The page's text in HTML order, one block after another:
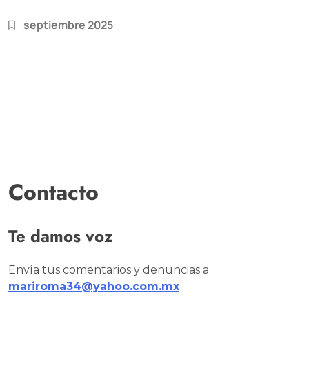
septiembre 2025
Contacto
Te damos voz
Envía tus comentarios y denuncias a
mariroma34@yahoo.com.mx